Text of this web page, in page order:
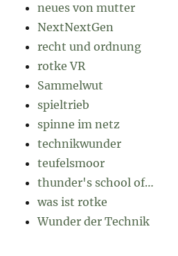
neues von mutter
NextNextGen
recht und ordnung
rotke VR
Sammelwut
spieltrieb
spinne im netz
technikwunder
teufelsmoor
thunder's school of…
was ist rotke
Wunder der Technik